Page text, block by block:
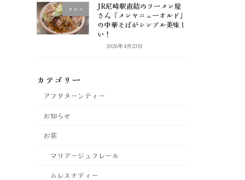
グルメ
JR尼崎駅直結のラーメン屋
さん『メンヤニューオルド』
の中華そばがシンプル美味し
い！
2026年4月23日
カテゴリー
アフタヌーンティー
お知らせ
お茶
マリアージュフレール
ムレスナティー